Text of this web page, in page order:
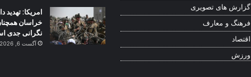
گزارش های تصویری
فرهنگ و معارف
اقتصاد
ورزش
امریکا: تهدید
خراسان
نگرانی جدی
آگست 6, 2026